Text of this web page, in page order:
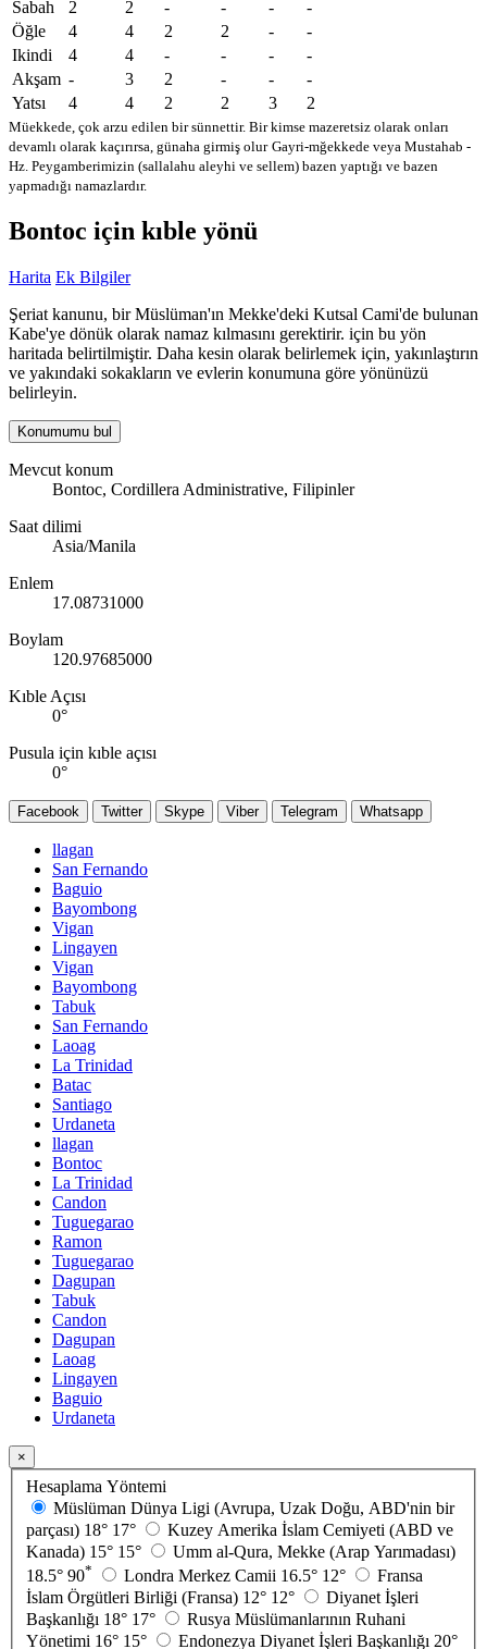
Sabah
2 2 - - -
-
Öğle
4 4 2 2 -
-
Ikindi
4 4 - - -
-
Akşam - 3 2 - -
-
Yatsı
4 4 2 2 3 2
Müekkede, çok arzu edilen bir sünnettir. Bir kimse mazeretsiz olarak onları
devamlı olarak kaçırırsa, günaha girmiş olur Gayri-mğekkede veya Mustahab -
Hz. Peygamberimizin (sallalahu aleyhi ve sellem) bazen yaptığı ve bazen
yapmadığı namazlardır.
Bontoc için kıble yönü
Harita Ek Bilgiler
Şeriat kanunu, bir Müslüman'ın Mekke'deki Kutsal Cami'de bulunan
Kabe'ye dönük olarak namaz kılmasını gerektirir. için bu yön
haritada belirtilmiştir. Daha kesin olarak belirlemek için, yakınlaştırın
ve yakındaki sokakların ve evlerin konumuna göre yönünüzü
belirleyin.
Konumumu bul
Mevcut konum
Bontoc, Cordillera Administrative, Filipinler
Saat dilimi
Asia/Manila
Enlem
17.08731000
Boylam
120.97685000
Kıble Açısı
0°
Pusula için kıble açısı
0°
Facebook Twitter Skype Viber Telegram Whatsapp
llagan
San Fernando
Baguio
Bayombong
Vigan
Lingayen
Vigan
Bayombong
Tabuk
San Fernando
Laoag
La Trinidad
Batac
Santiago
Urdaneta
llagan
Bontoc
La Trinidad
Candon
Tuguegarao
Ramon
Tuguegarao
Dagupan
Tabuk
Candon
Dagupan
Laoag
Lingayen
Baguio
Urdaneta
×
Hesaplama Yöntemi
Müslüman Dünya Ligi (Avrupa, Uzak Doğu, ABD'nin bir
parçası) 18° 17°
Kuzey Amerika İslam Cemiyeti (ABD ve
Kanada) 15° 15°
Umm al-Qura, Mekke (Arap Yarımadası)
18.5° 90* Londra Merkez Camii 16.5° 12°
Fransa
İslam Örgütleri Birliği (Fransa) 12° 12°
Diyanet İşleri
Başkanlığı 18° 17°
Rusya Müslümanlarının Ruhani
Yönetimi 16° 15° Endonezya Diyanet İşleri Başkanlığı 20°